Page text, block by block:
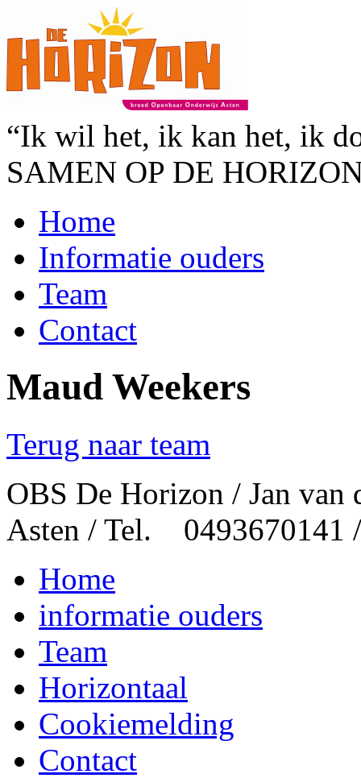
“Ik wil het, ik kan het, ik
SAMEN OP DE
Home
Informatie ouders
Team
Contact
Maud Weekers
Terug naar team
OBS De Horizon / Jan van
Asten / Tel. 0493670141
Home
informatie ouders
Team
Horizontaal
Cookiemelding
Contact